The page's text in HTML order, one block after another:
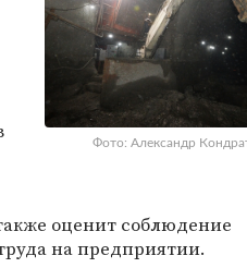
Фото: Александр
оценит соблюдение
на предприятии.